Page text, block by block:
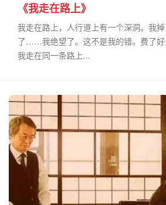
《我走在路上》
我走在路上，人行道上有一个深洞。我
了……我绝望了。这不是我的错。费了
我走在同一条路上...